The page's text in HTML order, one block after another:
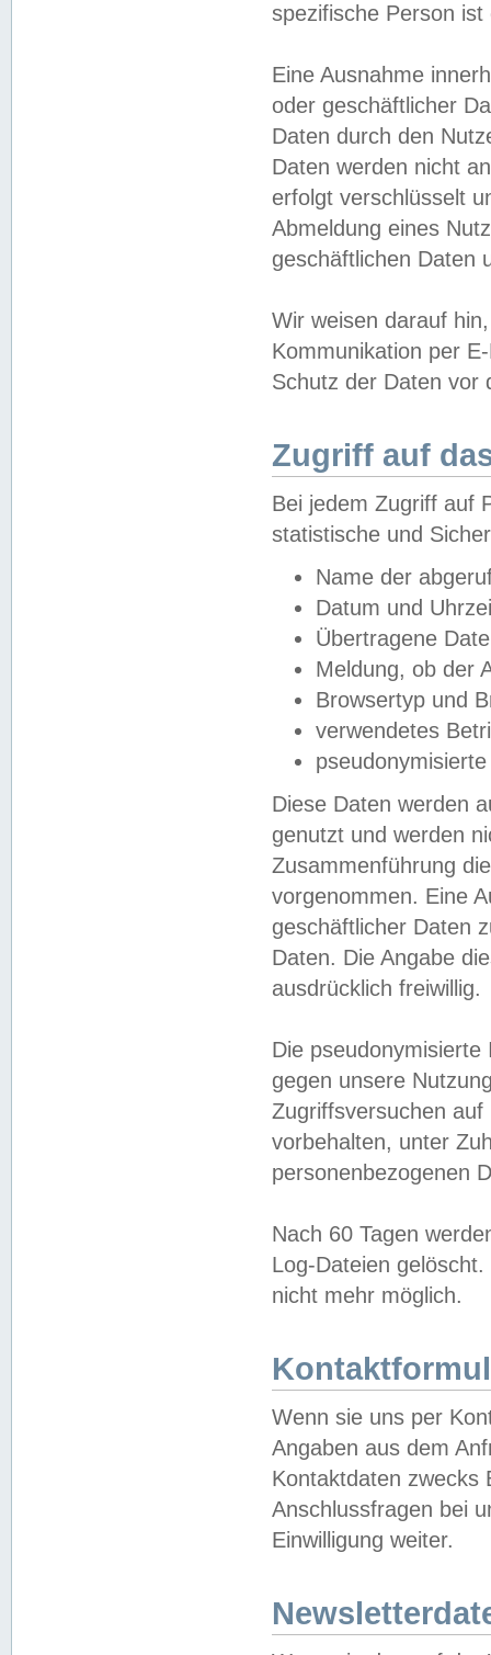
spezifische Person
Eine Ausnahme
oder geschäftlicher
Daten durch den
Daten werden nicht
erfolgt verschlüsselt
Abmeldung eines
geschäftlichen Daten
Wir weisen darauf
Kommunikation per
Schutz der Daten vor
Zugriff auf
Bei jedem Zugriff auf
statistische und
Name der
Datum und
Übertragene
Meldung, ob der
Browsertyp und
verwendetes
Diese Daten werden
genutzt und werden
Zusammenführung
vorgenommen. Eine
geschäftlicher Daten
Daten. Die Angabe
ausdrücklich freiwillig.
Die
gegen unsere
Zugriffsversuchen
vorbehalten, unter
personenbezogenen
Nach 60 Tagen
Log-Dateien
nicht mehr möglich.
Wenn sie uns per
Angaben aus dem
Kontaktdaten zwecks
Anschlussfragen bei
Einwilligung weiter.